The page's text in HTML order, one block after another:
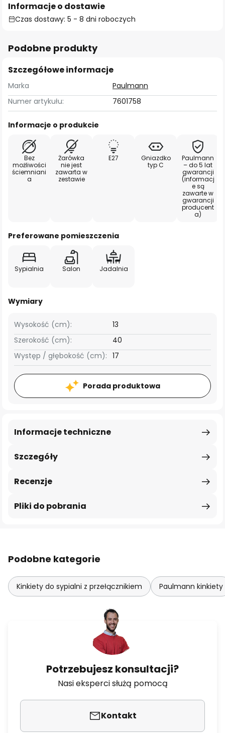
Informacje o dostawie
Czas dostawy: 5 - 8 dni roboczych
Podobne produkty
Szczegółowe informacje
Marka
Paulmann
Numer artykułu:
7601758
Informacje o produkcie
Bez
możliwości
ściemniani
a
Żarówka
nie jest
zawarta w
zestawie
E27
Gniazdko
typ C
Paulmann
– do 5 lat
gwarancji
(informacj
e są
zawarte w
gwarancji
producent
a)
Preferowane pomieszczenia
Sypialnia Salon Jadalnia
Wymiary
Szerokość (cm): 40
Wysokość (cm): 13
Występ / głębokość (cm): 17
Porada produktowa
Szczegóły
Informacje techniczne
Recenzje
Pliki do pobrania
Podobne kategorie
Kinkiety do sypialni z przełącznikiem Paulmann kinkiety
Potrzebujesz konsultacji?
Nasi eksperci służą pomocą
Kontakt